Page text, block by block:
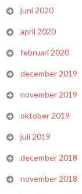
juni 2020
april 2020
februari 2020
december 2019
november 2019
oktober 2019
juli 2019
december 2018
november 2018